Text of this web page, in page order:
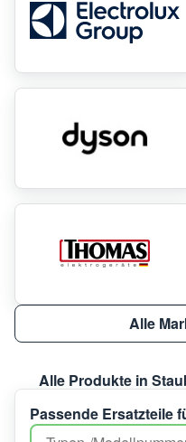
Alle
Alle Produkte in
Passende Ersatzteile